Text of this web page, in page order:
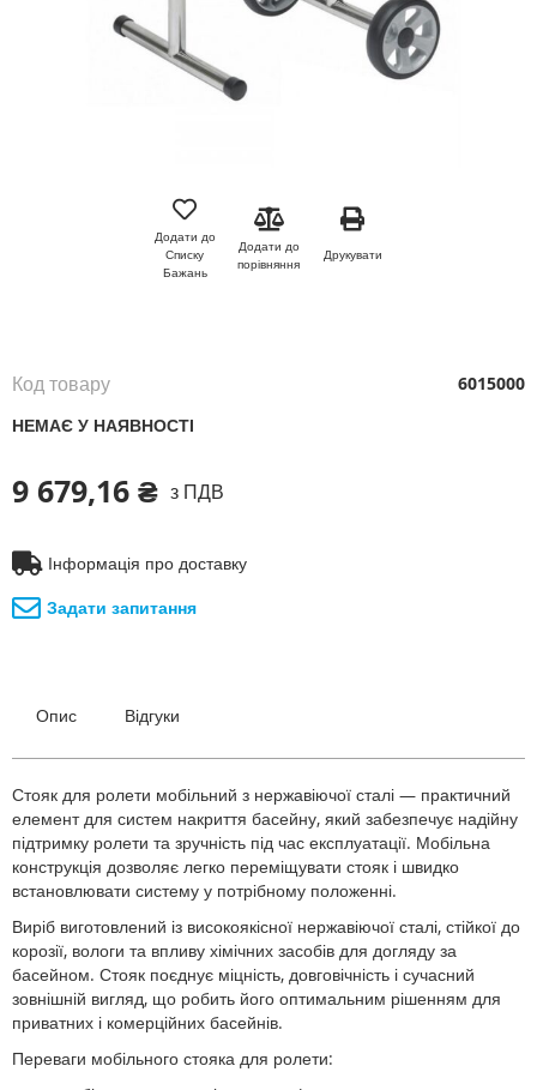
Додати до
Списку
Бажань
Додати до
порівняння
Друкувати
9 679,16 ₴ з ПДВ
НЕМАЄ У НАЯВНОСТІ
Код товару 6015000
Інформація про доставку
Задати запитання
Опис Відгуки
Стояк для ролети мобільний з нержавіючої сталі — практичний
елемент для систем накриття басейну, який забезпечує надійну
підтримку ролети та зручність під час експлуатації. Мобільна
конструкція дозволяє легко переміщувати стояк і швидко
встановлювати систему у потрібному положенні.
Виріб виготовлений із високоякісної нержавіючої сталі, стійкої до
корозії, вологи та впливу хімічних засобів для догляду за
басейном. Стояк поєднує міцність, довговічність і сучасний
зовнішній вигляд, що робить його оптимальним рішенням для
приватних і комерційних басейнів.
Переваги мобільного стояка для ролети: